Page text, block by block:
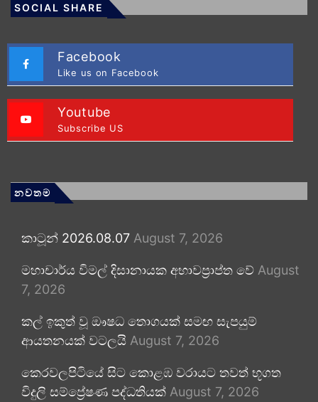
SOCIAL SHARE
Facebook
Like us on Facebook
Youtube
Subscribe US
නවතම
කාටූන් 2026.08.07 August 7, 2026
මහාචාර්ය විමල් දිසානායක අභාවප්‍රාප්ත වේ August
7, 2026
කල් ඉකුත් වූ ඖෂධ තොගයක් සමඟ සැපයුම්
ආයතනයක් වටලයි August 7, 2026
කෙරවලපිටියේ සිට කොළඹ වරායට තවත් භූගත
විදුලි සම්ප්‍රේෂණ පද්ධතියක් August 7, 2026